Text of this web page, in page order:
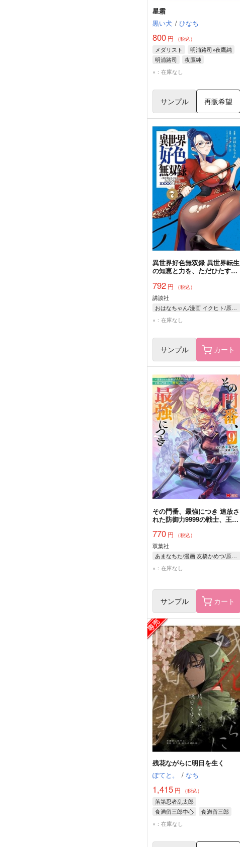
星霜
黒い犬 / ひなち
800 円 （税込）
メダリスト
明浦路司×夜鷹純
明浦路司
夜鷹純
×：在庫なし
サンプル 再販希望
異世界好色無双録 異世界転生
の知恵と力を、ただひたすら
792 円 （税込）
講談社
おはなちゃん/漫画 イクヒト/原作 窪茶/キャラクター原案
×：在庫なし
サンプル カート
その門番、最強につき 追放さ
れた防御力9999の戦士、王都
770 円 （税込）
双葉社
あまなちた/漫画 友橋かめつ/原作 へいろー/キャラクター原案
×：在庫なし
サンプル カート
残花ながらに明日を生く
ぽてと。
/ なち
1,415 円 （税込）
落第忍者乱太郎
食満留三郎中心
食満留三郎
×：在庫なし